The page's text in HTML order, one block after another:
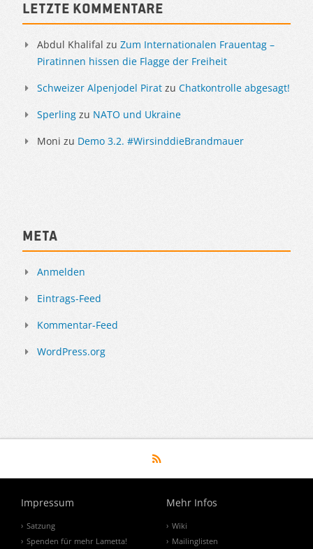
Letzte Kommentare
Abdul Khalifal zu Zum Internationalen Frauentag –
Piratinnen hissen die Flagge der Freiheit
Schweizer Alpenjodel Pirat zu Chatkontrolle abgesagt!
Sperling zu NATO und Ukraine
Moni zu Demo 3.2. #WirsinddieBrandmauer
Meta
Anmelden
Eintrags-Feed
Kommentar-Feed
WordPress.org
Impressum
Satzung
Spenden für mehr Lametta!
Mehr Infos
Wiki
Mailinglisten